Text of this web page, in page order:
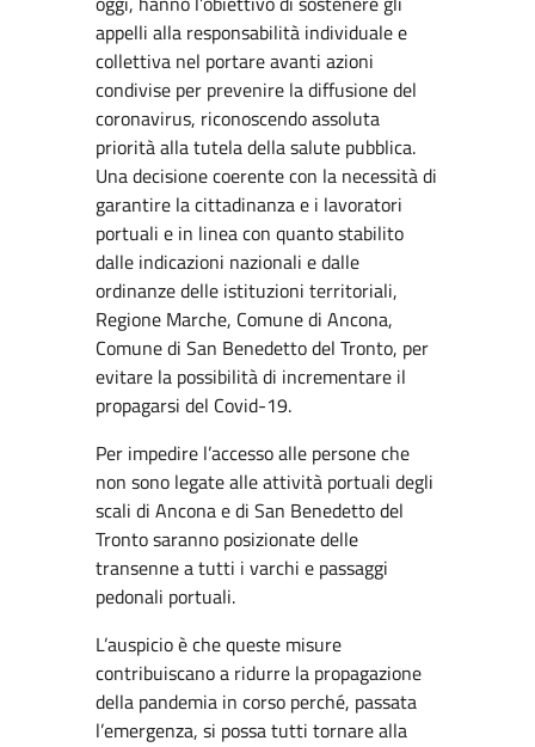
appelli alla responsabilità individuale e
collettiva nel portare avanti azioni
condivise per prevenire la diffusione del
coronavirus, riconoscendo assoluta
priorità alla tutela della salute pubblica.
Una decisione coerente con la necessità di
garantire la cittadinanza e i lavoratori
portuali e in linea con quanto stabilito
dalle indicazioni nazionali e dalle
ordinanze delle istituzioni territoriali,
Regione Marche, Comune di Ancona,
Comune di San Benedetto del Tronto, per
evitare la possibilità di incrementare il
propagarsi del Covid-19.
Per impedire l’accesso alle persone che
non sono legate alle attività portuali degli
scali di Ancona e di San Benedetto del
Tronto saranno posizionate delle
transenne a tutti i varchi e passaggi
pedonali portuali.
L’auspicio è che queste misure
contribuiscano a ridurre la propagazione
della pandemia in corso perché, passata
l’emergenza, si possa tutti tornare alla